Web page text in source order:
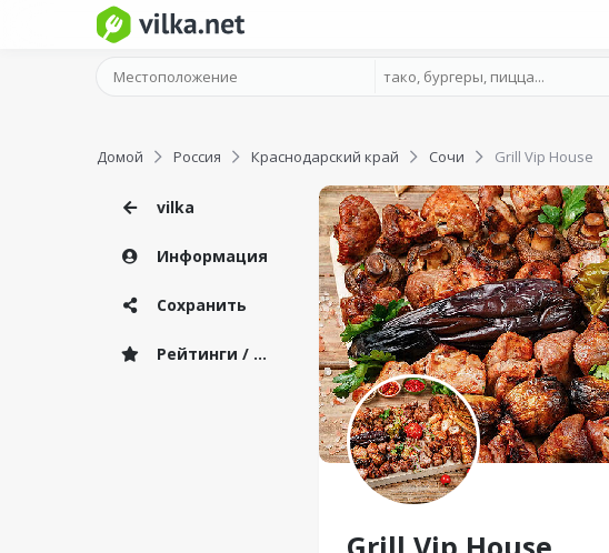
Домой Россия Краснодарский край Сочи Grill Vip House
vilka
Информация
Сохранить
Рейтинги / Отзывы